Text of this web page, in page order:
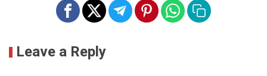
Leave a Reply